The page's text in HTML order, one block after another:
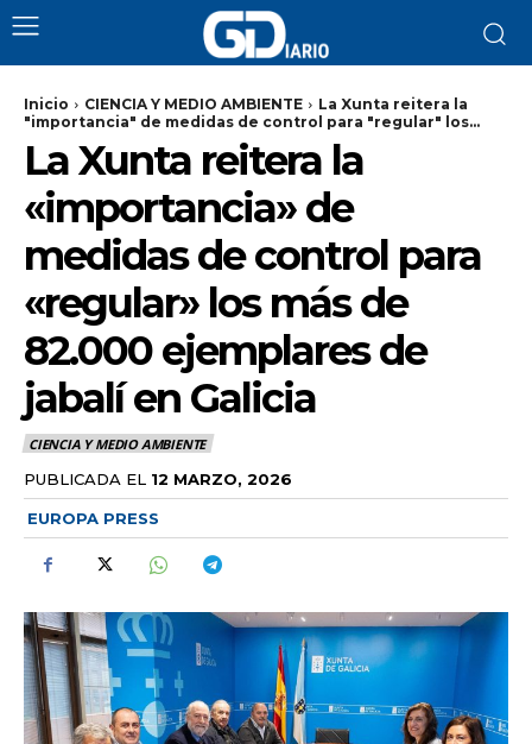
Inicio CIENCIA Y MEDIO AMBIENTE
La Xunta reitera la
"importancia" de medidas de control para "regular" los...
La Xunta reitera la
«importancia» de
medidas de control para
«regular» los más de
82.000 ejemplares de
jabalí en Galicia
CIENCIA Y MEDIO AMBIENTE
PUBLICADA EL 12 MARZO, 2026
EUROPA PRESS